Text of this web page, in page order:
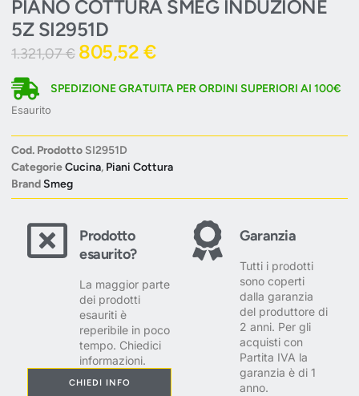
PIANO COTTURA SMEG INDUZIONE
5Z SI2951D
1.321,07€ 805,52 €
SPEDIZIONE GRATUITA PER ORDINI SUPERIORI AI 100€
Esaurito
Cod. Prodotto SI2951D
CategorieCucina, Piani Cottura
BrandSmeg
Prodotto
esaurito?
La maggior parte
dei prodotti
esauriti è
reperibile in poco
tempo. Chiedici
informazioni.
CHIEDI INFO
Garanzia
Tutti i prodotti
sono coperti
dalla garanzia
del produttore di
2 anni. Per gli
acquisti con
Partita IVA la
garanzia è di 1
anno.